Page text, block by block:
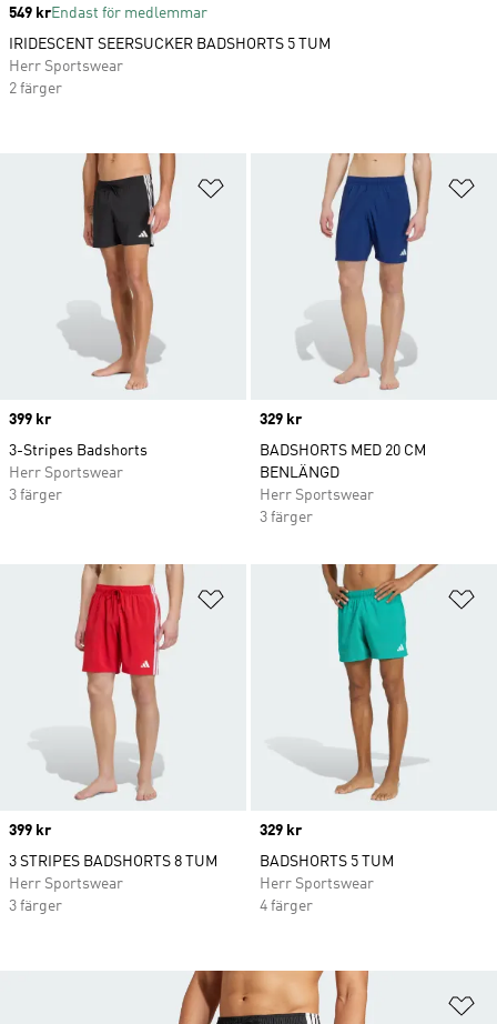
Lägg till på önskelistan
Price
399 kr
3-Stripes Badshorts
Herr Sportswear
3 färger
Price
329 kr
BADSHORTS MED 20 CM
BENLÄNGD
Herr Sportswear
3 färger
Lägg till på önskelistan
Price
399 kr
3 STRIPES BADSHORTS 8 TUM
Herr Sportswear
3 färger
Price
329 kr
BADSHORTS 5 TUM
Herr Sportswear
4 färger
Price
549 krEndast för medlemmar
IRIDESCENT SEERSUCKER BADSHORTS 5 TUM
Herr Sportswear
2 färger